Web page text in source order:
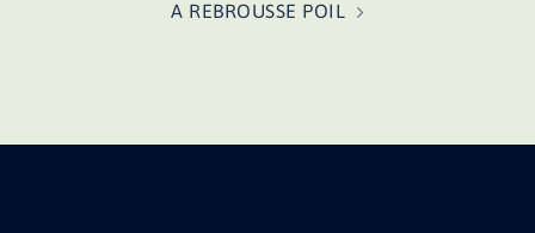
A REBROUSSE POIL